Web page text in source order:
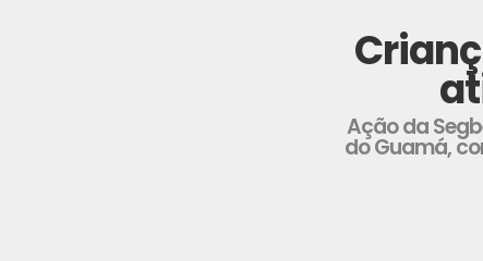
Ação da
do Guamá,